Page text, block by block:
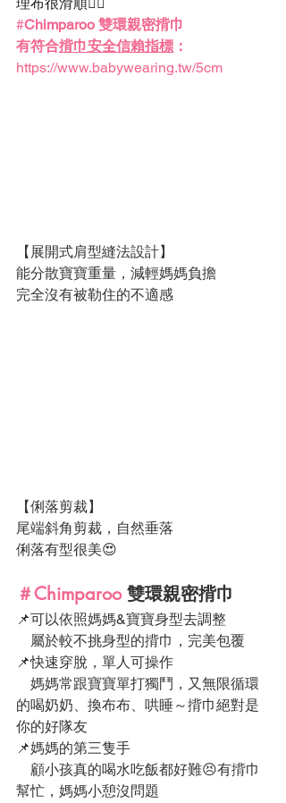
#Chimparoo 雙環親密揹巾
有符合揹巾安全信賴指標 ：
https://www.babywearing.tw/5cm
【展開式肩型縫法設計】
能分散寶寶重量，減輕媽媽負擔
完全沒有被勒住的不適感
【俐落剪裁】
尾端斜角剪裁，自然垂落
俐落有型很美😍
＃Chimparoo 雙環親密揹巾
📌可以依照媽媽&寶寶身型去調整
    屬於較不挑身型的揹巾，完美包覆
📌快速穿脫，單人可操作
的喝奶奶、換布布、哄睡～揹巾絕對是
你的好隊友
📌媽媽的第三隻手
幫忙，媽媽小憩沒問題